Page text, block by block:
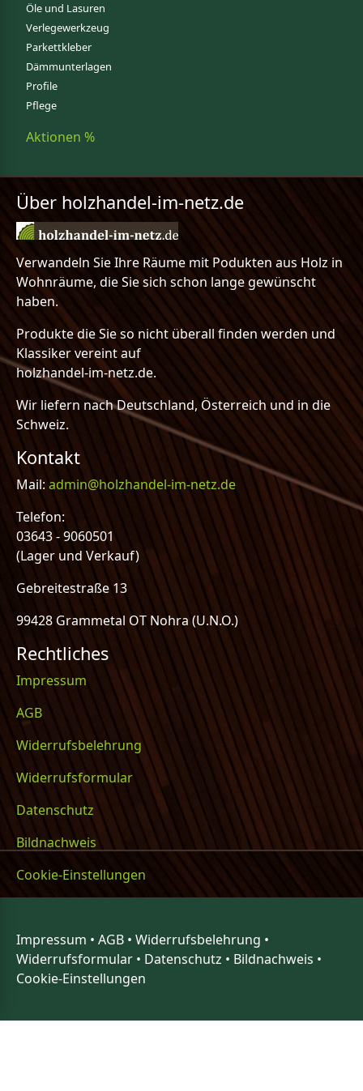
Öle und Lasuren
Verlegewerkzeug
Parkettkleber
Dämmunterlagen
Profile
Pflege
Aktionen %
Über holzhandel-im-netz.de
Verwandeln Sie Ihre Räume mit Podukten aus Holz in
Wohnräume, die Sie sich schon lange gewünscht
haben.
Produkte die Sie so nicht überall finden werden und
Klassiker vereint auf
holzhandel-im-netz.de.
Wir liefern nach Deutschland, Österreich und in die
Schweiz.
Kontakt
Mail: admin@holzhandel-im-netz.de
Telefon:
03643 - 9060501
(Lager und Verkauf)
Gebreitestraße 13
99428 Grammetal OT Nohra (U.N.O.)
Rechtliches
Impressum
AGB
Widerrufsbelehrung
Widerrufsformular
Datenschutz
Bildnachweis
Cookie-Einstellungen
Impressum • AGB • Widerrufsbelehrung •
Widerrufsformular • Datenschutz • Bildnachweis •
Cookie-Einstellungen